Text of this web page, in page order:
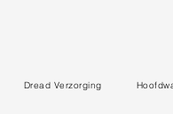
Dread Verzorging